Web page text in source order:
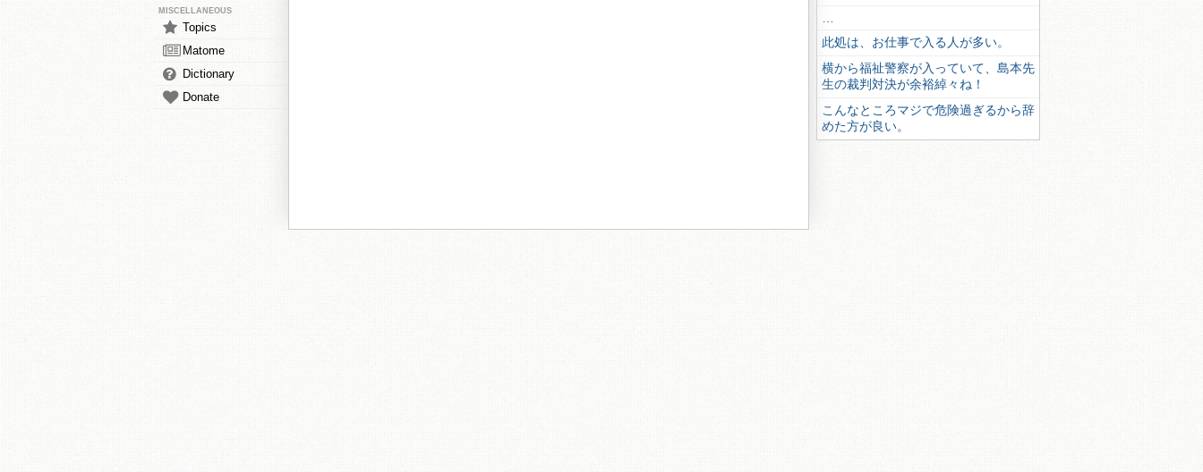
MISCELLANEOUS
Topics
Matome
Dictionary
Donate
此処は、お仕事で入る人が多い。
横から福祉警察が入っていて、島本先
生の裁判対決が余裕綽々ね！
こんなところマジで危険過ぎるから辞
めた方が良い。